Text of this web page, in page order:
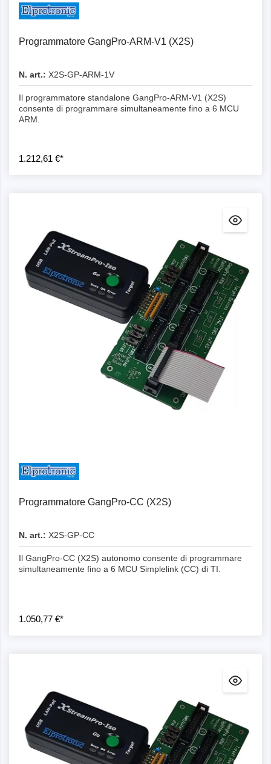
Programmatore GangPro-ARM-V1 (X2S)
N. art.: X2S-GP-ARM-1V
Il programmatore standalone GangPro-ARM-V1 (X2S)
consente di programmare simultaneamente fino a 6 MCU
ARM.
1.212,61 €*
Programmatore GangPro-CC (X2S)
N. art.: X2S-GP-CC
Il GangPro-CC (X2S) autonomo consente di programmare
simultaneamente fino a 6 MCU Simplelink (CC) di TI.
1.050,77 €*